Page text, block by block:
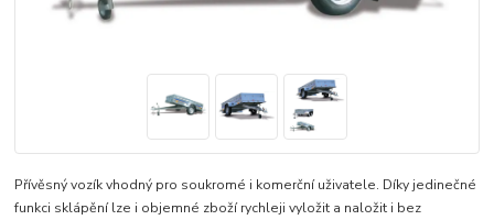
Přívěsný vozík vhodný pro soukromé i komerční uživatele. Díky jedinečné
funkci sklápění lze i objemné zboží rychleji vyložit a naložit i bez